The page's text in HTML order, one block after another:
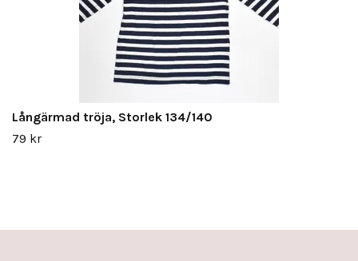
Långärmad tröja, Storlek 134/140
79 kr